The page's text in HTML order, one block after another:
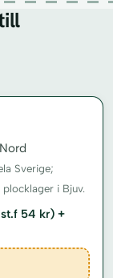
Sverige;
i Bjuv.
54 kr) +